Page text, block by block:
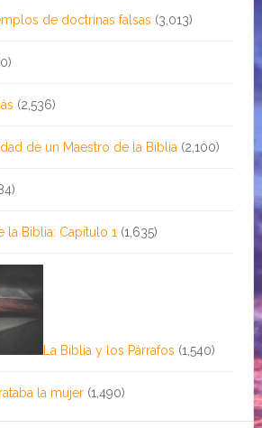
de doctrinas falsas (3,013)
(2,536)
de un Maestro de la Biblia (2,100)
la Biblia: Capítulo 1 (1,635)
La Biblia y los Párrafos (1,540)
la mujer (1,490)